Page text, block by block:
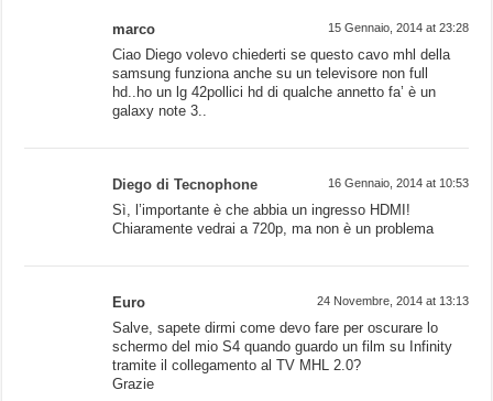
marco 15 Gennaio, 2014 at 23:28
Ciao Diego volevo chiederti se questo cavo mhl della
samsung funziona anche su un televisore non full
hd..ho un lg 42pollici hd di qualche annetto fa’ è un
galaxy note 3..
Diego di Tecnophone 16 Gennaio, 2014 at 10:53
Sì, l’importante è che abbia un ingresso HDMI!
Chiaramente vedrai a 720p, ma non è un problema
Euro 24 Novembre, 2014 at 13:13
Salve, sapete dirmi come devo fare per oscurare lo
schermo del mio S4 quando guardo un film su Infinity
tramite il collegamento al TV MHL 2.0?
Grazie